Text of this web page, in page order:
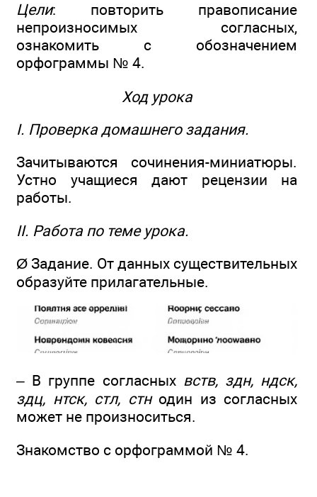
Цели: повторить правописание
непроизносимых согласных,
ознакомить с обозначением
орфограммы № 4.
Ход урока
I. Проверка домашнего задания.
Зачитываются сочинения-миниатюры.
Устно учащиеся дают рецензии на
работы.
II. Работа по теме урока.
Ø Задание. От данных существительных
образуйте прилагательные.
– В группе согласных вств, здн, ндск,
здц, нтск, стл, стн один из согласных
может не произноситься.
Знакомство с орфограммой № 4.